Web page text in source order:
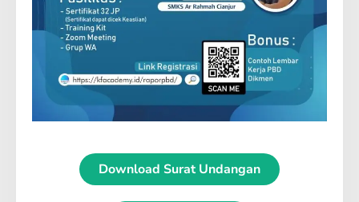
Download Surat Undangan